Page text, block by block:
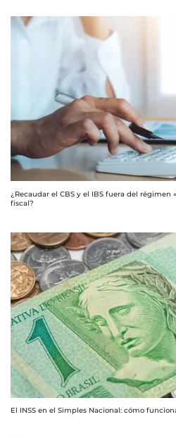
¿Recaudar el CBS y el IBS fuera del régimen
fiscal?
El INSS en el Simples Nacional: cómo